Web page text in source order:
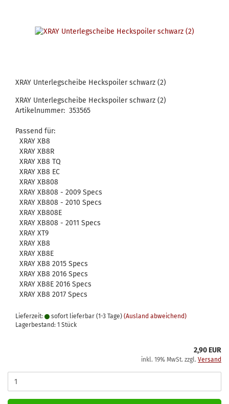
XRAY Unterlegscheibe Heckspoiler schwarz (2)
XRAY Unterlegscheibe Heckspoiler schwarz (2)
Artikelnummer: 353565
Passend für:
XRAY XB8
XRAY XB8R
XRAY XB8 TQ
XRAY XB8 EC
XRAY XB808
XRAY XB808 - 2009 Specs
XRAY XB808 - 2010 Specs
XRAY XB808E
XRAY XB808 - 2011 Specs
XRAY XT9
XRAY XB8
XRAY XB8E
XRAY XB8 2015 Specs
XRAY XB8 2016 Specs
XRAY XB8E 2016 Specs
XRAY XB8 2017 Specs
Lieferzeit: sofort lieferbar (1-3 Tage) (Ausland abweichend)
Lagerbestand: 1 Stück
2,90 EUR
inkl. 19% MwSt. zzgl. Versand